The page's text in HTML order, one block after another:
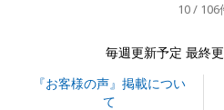
引き続き、何卒、よろしくお
10 / 106
毎週更新予定 最終
『お客様の声』掲載につい
て